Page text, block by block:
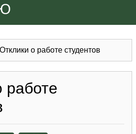
Отклики о работе студентов
работе